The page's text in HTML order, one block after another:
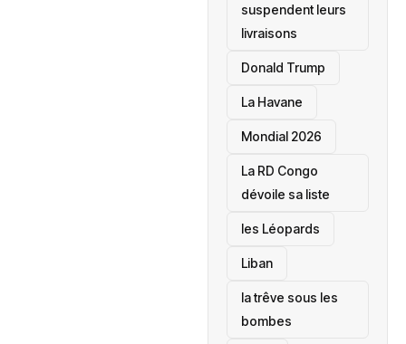
suspendent leurs
livraisons
Donald Trump
La Havane
Mondial 2026
La RD Congo
dévoile sa liste
les Léopards
‎Liban
la trêve sous les
bombes